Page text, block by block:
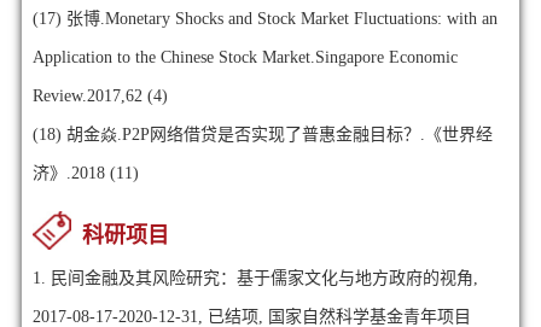
(17) 张博.Monetary Shocks and Stock Market Fluctuations: with an
Application to the Chinese Stock Market.Singapore Economic
Review.2017,62 (4)
(18) 胡金焱.P2P网络借贷是否实现了普惠金融目标？.《世界经
济》.2018 (11)
科研项目
1. 民间金融及其风险研究：基于儒家文化与地方政府的视角,
2017-08-17-2020-12-31, 已结项, 国家自然科学基金青年项目